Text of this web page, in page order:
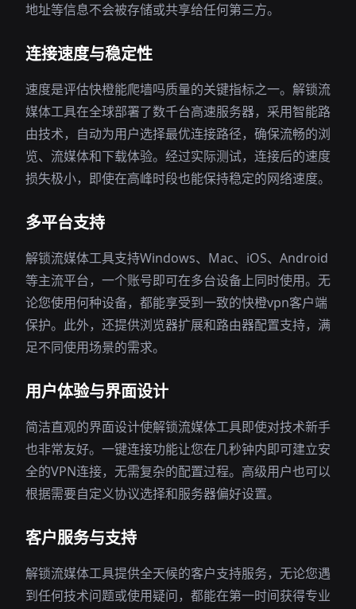
地址等信息不会被存储或共享给任何第三方。
连接速度与稳定性
速度是评估快橙能爬墙吗质量的关键指标之一。解锁流
媒体工具在全球部署了数千台高速服务器，采用智能路
由技术，自动为用户选择最优连接路径，确保流畅的浏
览、流媒体和下载体验。经过实际测试，连接后的速度
损失极小，即使在高峰时段也能保持稳定的网络速度。
多平台支持
解锁流媒体工具支持Windows、Mac、iOS、Android
等主流平台，一个账号即可在多台设备上同时使用。无
论您使用何种设备，都能享受到一致的快橙vpn客户端
保护。此外，还提供浏览器扩展和路由器配置支持，满
足不同使用场景的需求。
用户体验与界面设计
简洁直观的界面设计使解锁流媒体工具即使对技术新手
也非常友好。一键连接功能让您在几秒钟内即可建立安
全的VPN连接，无需复杂的配置过程。高级用户也可以
根据需要自定义协议选择和服务器偏好设置。
客户服务与支持
解锁流媒体工具提供全天候的客户支持服务，无论您遇
到任何技术问题或使用疑问，都能在第一时间获得专业